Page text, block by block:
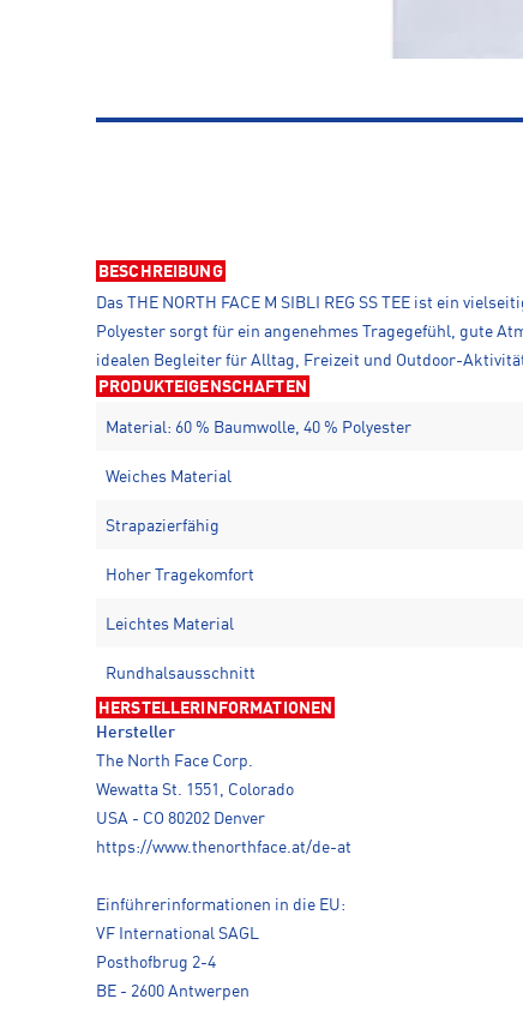
BESCHREIBUNG
Das THE NORTH FACE M SIBLI REG SS TEE ist ein
Polyester sorgt für ein angenehmes Tragegefühl, gute
idealen Begleiter für Alltag, Freizeit und Outdoor-
PRODUKTEIGENSCHAFTEN
Material: 60 % Baumwolle, 40 % Polyester
Weiches Material
Strapazierfähig
Hoher Tragekomfort
Leichtes Material
Rundhalsausschnitt
HERSTELLERINFORMATIONEN
Hersteller
The North Face Corp.
Wewatta St. 1551, Colorado
USA - CO 80202 Denver
https://www.thenorthface.at/de-at
Einführerinformationen in die EU:
VF International SAGL
Posthofbrug 2-4
BE - 2600 Antwerpen